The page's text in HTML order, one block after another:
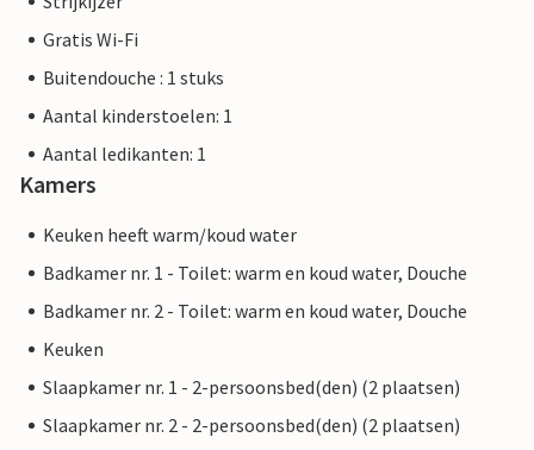
Daar vind je een prachtig strand met ondiepe toegang tot
de zee. Er is hier ook een aantrekkelijke promenade. Na een
dag vol activiteiten kun je terugkeren naar de prachtige
idylle van je Villa Arbor en de dag naar wens afsluiten.
De zeer idyllische Villa Arbor ligt in het prachtige oosten
van het eiland, op slechts 3 kilometer ten noorden van
vind je geweldige winkelmogelijkheden. Een zeer verzorgde
en rustieke sfeer kenmerkt deze woning, evenals het
prachtige verre uitzicht waarvan je hier kunt genieten. Een
op ongeveer 15 km ligt.
Let op: Dit pand wordt beheerd door een particuliere
Gratis Wi-Fi
Buitendouche : 1 stuks
Aantal kinderstoelen: 1
Aantal ledikanten: 1
Kamers
Keuken heeft warm/koud water
Badkamer nr. 1 - Toilet: warm en koud water, Douche
Badkamer nr. 2 - Toilet: warm en koud water, Douche
Keuken
Slaapkamer nr. 1 - 2-persoonsbed(den) (2 plaatsen)
Slaapkamer nr. 2 - 2-persoonsbed(den) (2 plaatsen)